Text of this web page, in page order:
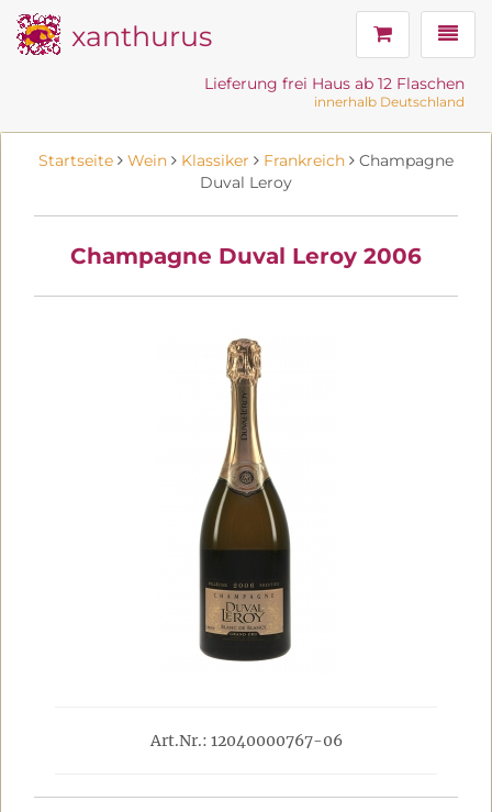
xanthurus
Lieferung frei Haus ab 12 Flaschen
innerhalb Deutschland
Startseite Wein Klassiker Frankreich
Champagne
Duval Leroy
Champagne Duval Leroy 2006
Art.Nr.: 12040000767-06